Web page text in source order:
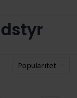
Popularitet